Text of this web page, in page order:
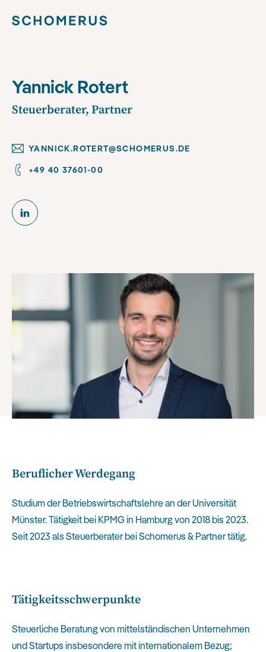
Yannick Rotert
Steuerberater, Partner
YANNICK.ROTERT@SCHOMERUS.DE
+49 40 37601-00
Beruflicher Werdegang
Studium der Betriebswirtschaftslehre an der Universität
Münster. Tätigkeit bei KPMG in Hamburg von 2018 bis 2023.
Seit 2023 als Steuerberater bei Schomerus & Partner tätig.
Tätigkeitsschwerpunkte
Steuerliche Beratung von mittelständischen Unternehmen
und Startups insbesondere mit internationalem Bezug;